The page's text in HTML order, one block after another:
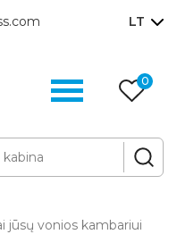
LT
0
jūsų vonios kambariui